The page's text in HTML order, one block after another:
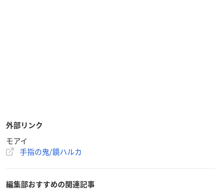
外部リンク
モアイ
手指の鬼/鏡ハルカ
編集部おすすめの関連記事